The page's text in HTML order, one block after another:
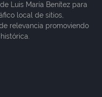
Luis María Benítez para
local de sitios,
relevancia promoviendo